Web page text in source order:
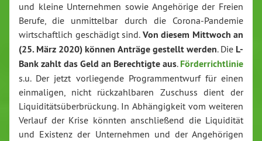
und kleine Unternehmen sowie Angehörige der Freien
Berufe, die unmittelbar durch die Corona-Pandemie
wirtschaftlich geschädigt sind. Von diesem Mittwoch an
(25. März 2020) können Anträge gestellt werden. Die L-
Bank zahlt das Geld an Berechtigte aus. Förderrichtlinie
s.u. Der jetzt vorliegende Programmentwurf für einen
einmaligen, nicht rückzahlbaren Zuschuss dient der
Liquiditätsüberbrückung. In Abhängigkeit vom weiteren
Verlauf der Krise könnten anschließend die Liquidität
und Existenz der Unternehmen und der Angehörigen